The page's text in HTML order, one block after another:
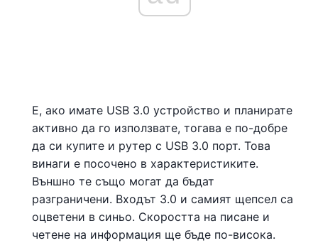
Е, ако имате USB 3.0 устройство и планирате
активно да го използвате, тогава е по-добре
да си купите и рутер с USB 3.0 порт. Това
винаги е посочено в характеристиките.
Външно те също могат да бъдат
разграничени. Входът 3.0 и самият щепсел са
оцветени в синьо. Скоростта на писане и
четене на информация ще бъде по-висока.